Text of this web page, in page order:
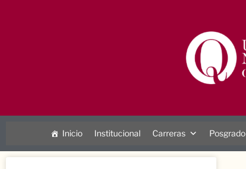
Inicio Institucional Carreras Posgrado